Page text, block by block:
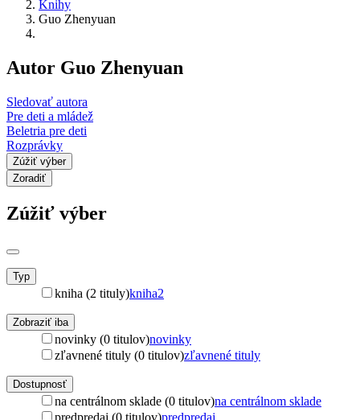
Knihy
Guo Zhenyuan
Autor Guo Zhenyuan
Sledovať autora
Pre deti a mládež
Beletria pre deti
Rozprávky
Zúžiť výber
Zoradiť
Zúžiť výber
Typ
kniha (2 tituly)kniha2
Zobraziť iba
novinky (0 titulov)novinky
zľavnené tituly (0 titulov)zľavnené tituly
Dostupnosť
na centrálnom sklade (0 titulov)na centrálnom sklade
predpredaj (0 titulov)predpredaj